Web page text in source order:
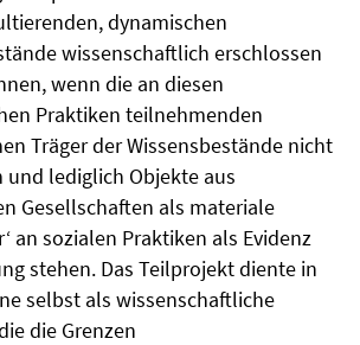
dynamischen
wissenschaftlich erschlossen
wenn die an diesen
Praktiken teilnehmenden
Träger der Wissensbestände nicht
und lediglich Objekte aus
Gesellschaften als materiale
an sozialen Praktiken als Evidenz
stehen. Das Teilprojekt diente in
selbst als wissenschaftliche
die Grenzen